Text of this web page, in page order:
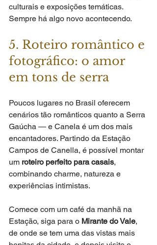
culturais e exposições temáticas.
Sempre há algo novo acontecendo.
5. Roteiro romântico e
fotográfico: o amor
em tons de serra
Poucos lugares no Brasil oferecem
cenários tão românticos quanto a Serra
Gaúcha — e Canela é um dos mais
encantadores. Partindo da Estação
Campos de Canella, é possível montar
um roteiro perfeito para casais,
combinando charme, natureza e
experiências intimistas.
Comece com um café da manhã na
Estação, siga para o Mirante do Vale,
de onde se tem uma das vistas mais